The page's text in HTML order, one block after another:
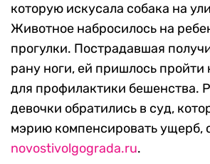
которую искусала собака на
Животное набросилось на
прогулки. Пострадавшая
рану ноги, ей пришлось пройти
для профилактики бешенства.
девочки обратились в суд,
мэрию компенсировать ущерб,
novostivolgograda.ru.